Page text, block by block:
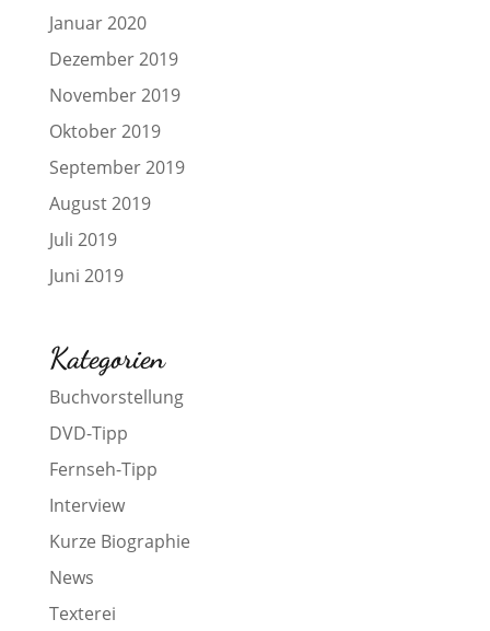
Januar 2020
Dezember 2019
November 2019
Oktober 2019
September 2019
August 2019
Juli 2019
Juni 2019
Kategorien
Buchvorstellung
DVD-Tipp
Fernseh-Tipp
Interview
Kurze Biographie
News
Texterei